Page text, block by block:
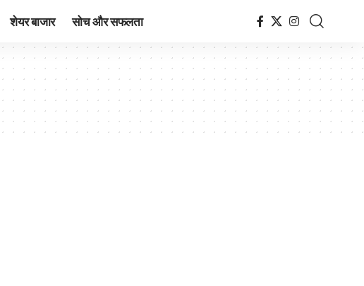
शेयर बाजार सोच और सफलता